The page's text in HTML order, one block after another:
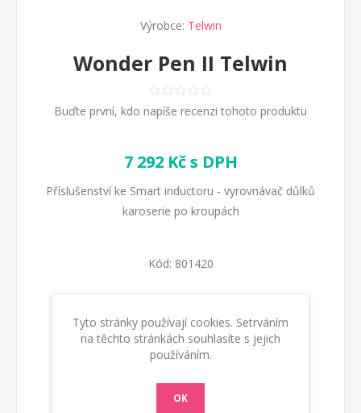
Výrobce: Telwin
Wonder Pen II Telwin
Buďte první, kdo napíše recenzi tohoto produktu
7 292 Kč s DPH
Příslušenství ke Smart inductoru - vyrovnávač důlků
karoserie po kroupách
Kód: 801420
KOUPIT
Tyto stránky používají cookies. Setrváním
na těchto stránkách souhlasíte s jejich
používáním.
OK